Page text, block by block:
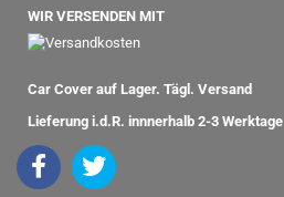
WIR VERSENDEN MIT
Car Cover auf Lager. Tägl. Versand
Lieferung i.d.R. innnerhalb 2-3 Werktage